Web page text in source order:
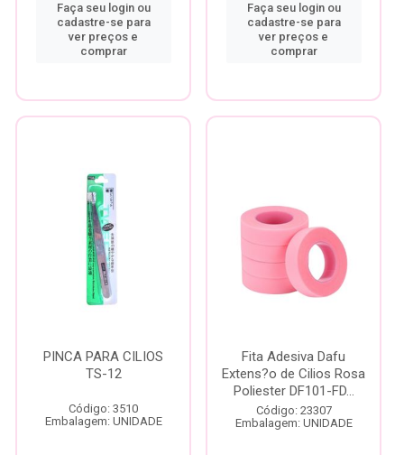
Faça seu login ou
cadastre-se para
ver preços e
comprar
Faça seu login ou
cadastre-se para
ver preços e
comprar
PINCA PARA CILIOS
TS-12
Código: 3510
Embalagem: UNIDADE
Fita Adesiva Dafu
Extens?o de Cilios Rosa
Poliester DF101-FD...
Código: 23307
Embalagem: UNIDADE